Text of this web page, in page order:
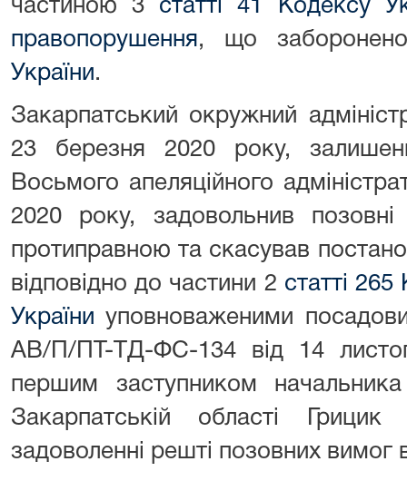
частиною 3 статті 41 Кодексу
правопорушення, що
України.
Закарпатський окружний
23 березня 2020 року,
Восьмого апеляційного
2020 року, задовольнив
протиправною та скасував
відповідно до частини 2 статті
України уповноваженими
АВ/П/ПТ-ТД-ФС-134 від 14
першим заступником
Закарпатській області
задоволенні решті позовних вимог